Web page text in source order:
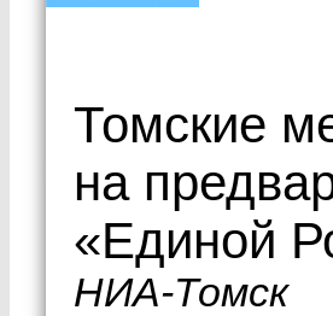
Томские
на
«Единой
НИА-Томск